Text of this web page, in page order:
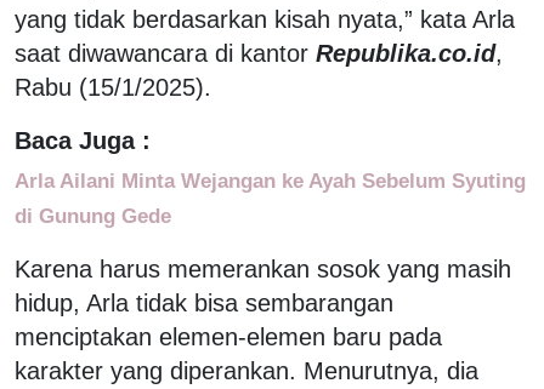
yang tidak berdasarkan kisah nyata,” kata Arla
saat diwawancara di kantor Republika.co.id,
Rabu (15/1/2025).
Baca Juga :
Arla Ailani Minta Wejangan ke Ayah Sebelum Syuting
di Gunung Gede
Karena harus memerankan sosok yang masih
hidup, Arla tidak bisa sembarangan
menciptakan elemen-elemen baru pada
karakter yang diperankan. Menurutnya, dia